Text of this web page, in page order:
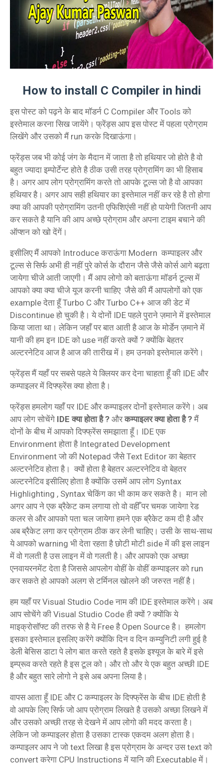
How to install C Compiler in hindi
इस पोस्ट को पढ़ने के बाद मॉडर्न C Compiler और Tools को
इस्तेमाल करना सिख जायेंगे। फ्रेंड्स आप इस पोस्ट में पहला प्रोग्राम
लिखेंगे और उसको मैं run करके दिखाऊंगा।
फ्रेंड्स जब भी कोई जंग के मैदान में जाता है तो हथियार जो होते है वो
बहुत ज्यादा इम्पोर्टेन्ट होते है ठीक उसी तरह प्रोग्रामिंग का भी हिसाब
है। अगर आप लोग प्रोग्रामिंग करते तो आपके टूल्स जो है वो आपका
हथियार है। अगर आप सही हथियार का इस्तेमाल नहीं कर रहे है तो होगा
क्या की आपकी प्रोग्रामिंग उतनी एफिशिएंसी नहीं हो पायेगी जितनी आप
कर सकते है यानि की आप अच्छे प्रोग्राम और अपना टाइम बचाने की
ऑप्शन को खो देंगें।
इसीलिए मैं आपको Introduce कराऊंगा Modern कम्पाइलर और
टूल्स से सिर्फ अभी ही नहीं पुरे कोर्स के दौरान जैसे जैसे कोर्स आगे बढ़ता
जायेगा चीजे आती जाएगी। मैं आप लोगो को बताऊंगा मॉडर्न टूल्स में
आपको क्या क्या चीजे यूज करनी चाहिए जैसे की मैं आपलोगों को एक
example देता हूँ Turbo C और Turbo C++ आज की डेट में
Discontinue हो चुकी है। ये दोनों IDE पहले पुराने ज़माने में इस्तेमाल
किया जाता था। लेकिन जहाँ पर बात आती है आज के मोर्डेन ज़माने में
यानी की हम इन IDE को use नहीं करते क्यों ? क्योंकि बेहतर
अल्टरनेटिव आज है आज की तारीख में। हम उनको इस्तेमाल करेंगे।
फ्रेंड्स मैं यहाँ पर सबसे पहले ये क्लियर कर देना चाहता हूँ की IDE और
कम्पाइलर में दिफ्फ्रेंस क्या होता है।
फ्रेंड्स हमलोग यहाँ पर IDE और कम्पाइलर दोनों इस्तेमाल करेंगे। अब
आप लोग सोचेंगे IDE क्या होता है ? औरकम्पाइलर क्या होता है ? मैं
दोनों के बीच में आपको दिफ्फ्रेंस समझाता हूँ। IDE एक
Environment होता है Integrated Development
Environment जो की Notepad जैसे Text Editor का बेहतर
अल्टरनेटिव होता है। क्यों होता है बेहतर अल्टरनेटिव वो बेहतर
अल्टरनेटिव इसीलिए होता है क्योंकि उसमें आप लोग Syntax
Highlighting , Syntax चेकिंग का भी काम कर सकते है। मान लो
अगर आप ने एक ब्रैकेट कम लगाया तो वो वहीँ पर चमक जायेगा रेड
कलर से और आपको पता चल जायेगा हमने एक ब्रैकेट कम दी है और
अब ब्रैकेट लगा कर प्रोग्राम ठीक कर लेनी चाहिए। उसी के साथ-साथ
ये आपको warning भी देता रहता है छोटी मोटी side में की इस लाइन
में वो गलती है उस लाइन में वो गलती है। और आपको एक अच्छा
एनवायरनमेंट देता है जिससे आपलोग वोहीं के वोहीं कम्पाइलर को run
कर सकते हो आपको अलग से टर्मिनल खोलने की जरुरत नहीं है।
हम यहाँ पर Visual Studio Code नाम की IDE इस्तेमाल करेंगे। अब
आप सोचेंगे की Visual Studio Code ही क्यों ? क्योंकि ये
माइक्रोसॉफ्ट की तरफ से है ये Free है Open Source है। हमलोग
इसका इस्तेमाल इसलिए करेंगे क्योंकि दिन व दिन कम्युनिटी लगी हुई है
डेली बेसिस डाटा पे लोग बात करते रहते है इसके इश्यूज के बारे में इसे
इम्प्रूव करते रहते है इस टूल को। और तो और ये एक बहुत अच्छी IDE
है और बहुत सारे लोगो ने इसे अब अपना लिया है।
वापस आता हूँ IDE और C कम्पाइलर के दिफ्फ्रेंस के बीच IDE होती है
वो आपके लिए सिर्फ जो आप प्रोग्राम लिखते है उसको अच्छा लिखने में
और उसको अच्छी तरह से देखने में आप लोगो की मदद करता है।
लेकिन जो कम्पाइलर होता है उसका टास्क एकदम अलग होता है।
कम्पाइलर आप ने जो text लिखा है इस प्रोग्राम के अन्दर उस text को
convert करेगा CPU Instructions में यानि की Executable में।